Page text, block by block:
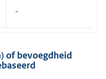
of bevoegdheid